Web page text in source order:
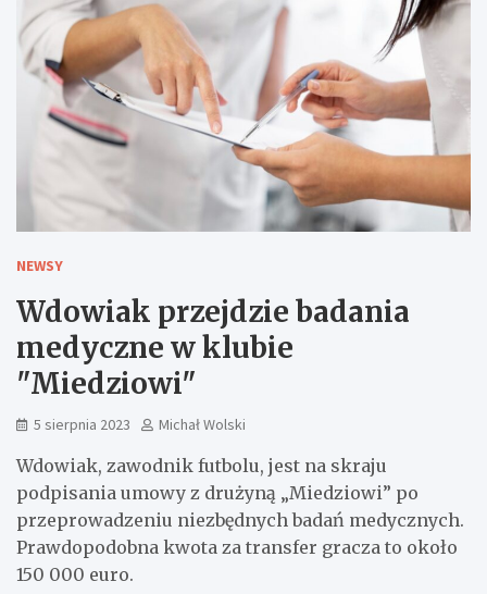
NEWSY
Wdowiak przejdzie badania
medyczne w klubie
"Miedziowi"
5 sierpnia 2023 Michał Wolski
Wdowiak, zawodnik futbolu, jest na skraju
podpisania umowy z drużyną „Miedziowi” po
przeprowadzeniu niezbędnych badań medycznych.
Prawdopodobna kwota za transfer gracza to około
150 000 euro.